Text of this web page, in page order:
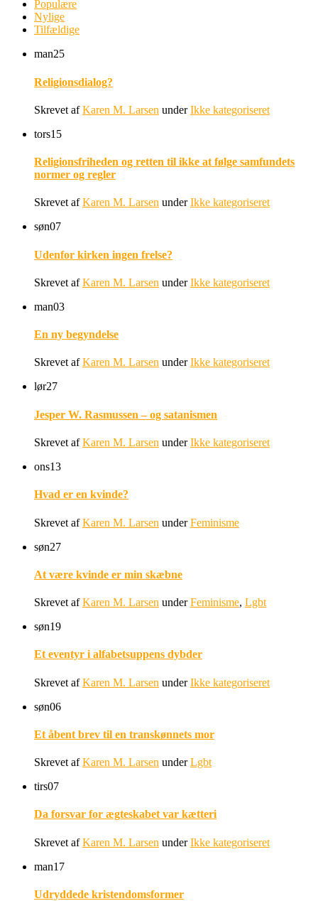
Populære
Nylige
Tilfældige
man25
Religionsdialog?
Skrevet afKaren M. Larsen underIkke kategoriseret
tors15
Religionsfriheden og retten til ikke at følge samfundets
normer og regler
Skrevet afKaren M. Larsen underIkke kategoriseret
søn07
Udenfor kirken ingen frelse?
Skrevet afKaren M. Larsen underIkke kategoriseret
man03
En ny begyndelse
Skrevet afKaren M. Larsen underIkke kategoriseret
lør27
Jesper W. Rasmussen – og satanismen
Skrevet afKaren M. Larsen underIkke kategoriseret
ons13
Hvad er en kvinde?
Skrevet afKaren M. Larsen underFeminisme
søn27
At være kvinde er min skæbne
Skrevet afKaren M. Larsen underFeminisme, Lgbt
søn19
Et eventyr i alfabetsuppens dybder
Skrevet afKaren M. Larsen underIkke kategoriseret
søn06
Et åbent brev til en transkønnets mor
Skrevet afKaren M. Larsen underLgbt
tirs07
Da forsvar for ægteskabet var kætteri
Skrevet afKaren M. Larsen underIkke kategoriseret
man17
Udryddede kristendomsformer